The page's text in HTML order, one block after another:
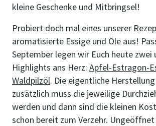
kleine Geschenke und Mitbringsel!
Probiert doch mal eines unserer
aromatisierte Essige und Öle aus!
September legen wir Euch heute zwei
Highlights ans Herz: Apfel-Estragon-
Waldpilzöl. Die eigentliche
zusätzlich muss die jeweilige
werden und dann sind die kleinen
schon bereit zum Verzehr.